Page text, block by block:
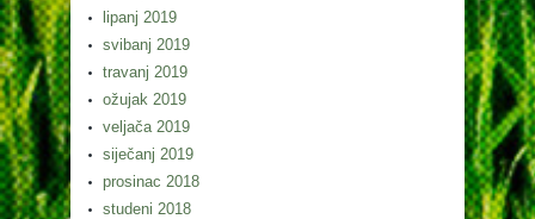
lipanj 2019
svibanj 2019
travanj 2019
ožujak 2019
veljača 2019
siječanj 2019
prosinac 2018
studeni 2018